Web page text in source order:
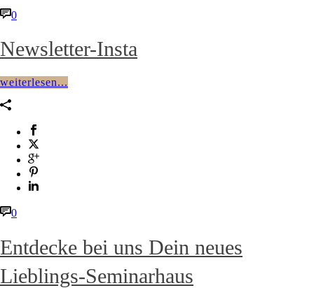
0
Newsletter-Insta
weiterlesen...
0
Entdecke bei uns Dein neues
Lieblings-Seminarhaus